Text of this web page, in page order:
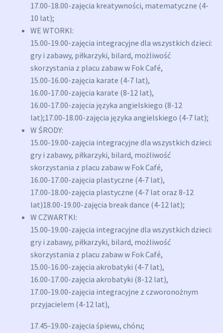
17.00-18.00-zajęcia kreatywności, matematyczne (4-
10 lat);
WE WTORKI:
15.00-19.00-zajęcia integracyjne dla wszystkich dzieci:
gry i zabawy, piłkarzyki, bilard, możliwość
skorzystania z placu zabaw w Fok Café,
15.00-16.00-zajęcia karate (4-7 lat),
16.00-17.00-zajęcia karate (8-12 lat),
16.00-17.00-zajęcia języka angielskiego (8-12
lat);17.00-18.00-zajęcia języka angielskiego (4-7 lat);
W ŚRODY:
15.00-19.00-zajęcia integracyjne dla wszystkich dzieci:
gry i zabawy, piłkarzyki, bilard, możliwość
skorzystania z placu zabaw w Fok Café,
16.00-17.00-zajęcia plastyczne (4-7 lat),
17.00-18.00-zajęcia plastyczne (4-7 lat oraz 8-12
lat)18.00-19.00-zajęcia break dance (4-12 lat);
W CZWARTKI:
15.00-19.00-zajęcia integracyjne dla wszystkich dzieci:
gry i zabawy, piłkarzyki, bilard, możliwość
skorzystania z placu zabaw w Fok Café,
15.00-16.00-zajęcia akrobatyki (4-7 lat),
16.00-17.00-zajęcia akrobatyki (8-12 lat),
17.00-19.00-zajęcia integracyjne z czworonożnym
przyjacielem (4-12 lat),
17.45-19.00-zajęcia śpiewu, chóru;